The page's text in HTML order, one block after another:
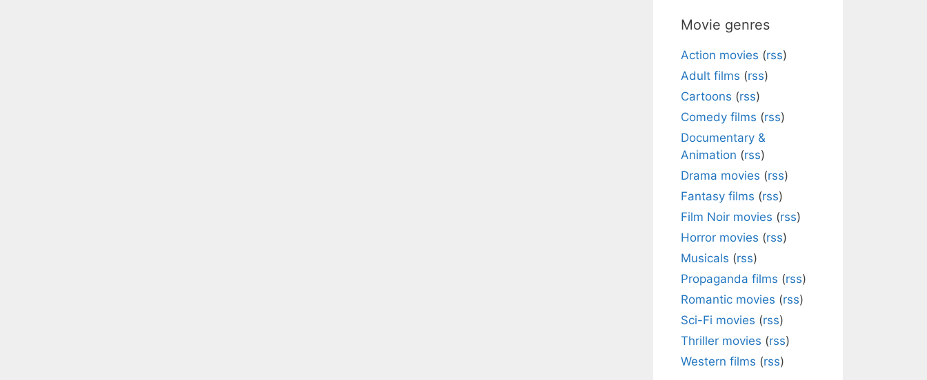
Movie genres
Action movies (rss)
Adult films (rss)
Cartoons (rss)
Comedy films (rss)
Documentary &
Animation (rss)
Drama movies (rss)
Fantasy films (rss)
Film Noir movies (rss)
Horror movies (rss)
Musicals (rss)
Propaganda films (rss)
Romantic movies (rss)
Sci-Fi movies (rss)
Thriller movies (rss)
Western films (rss)